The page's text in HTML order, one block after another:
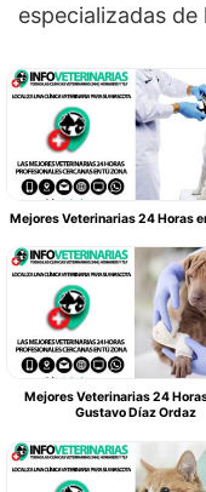
especializadas de
Mejores Veterinarias 24 Horas
Mejores Veterinarias 24
Gustavo Díaz Ordaz